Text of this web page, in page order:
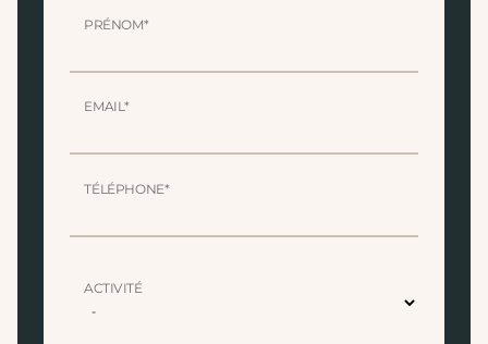
PRÉNOM*
EMAIL*
TÉLÉPHONE*
ACTIVITÉ